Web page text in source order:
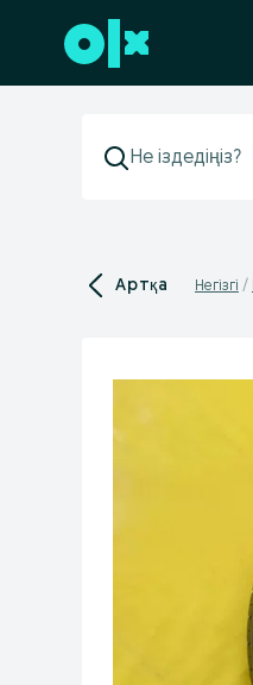
Төменгі деректемеге өту
Артқа Негізгі